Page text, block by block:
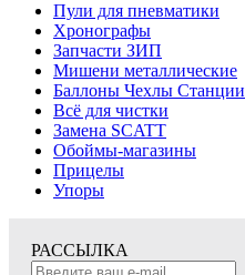
Пули для пневматики
Хронографы
Запчасти ЗИП
Мишени металлические
Баллоны Чехлы Станции
Всё для чистки
Замена SCATT
Обоймы-магазины
Прицелы
Упоры
РАССЫЛКА